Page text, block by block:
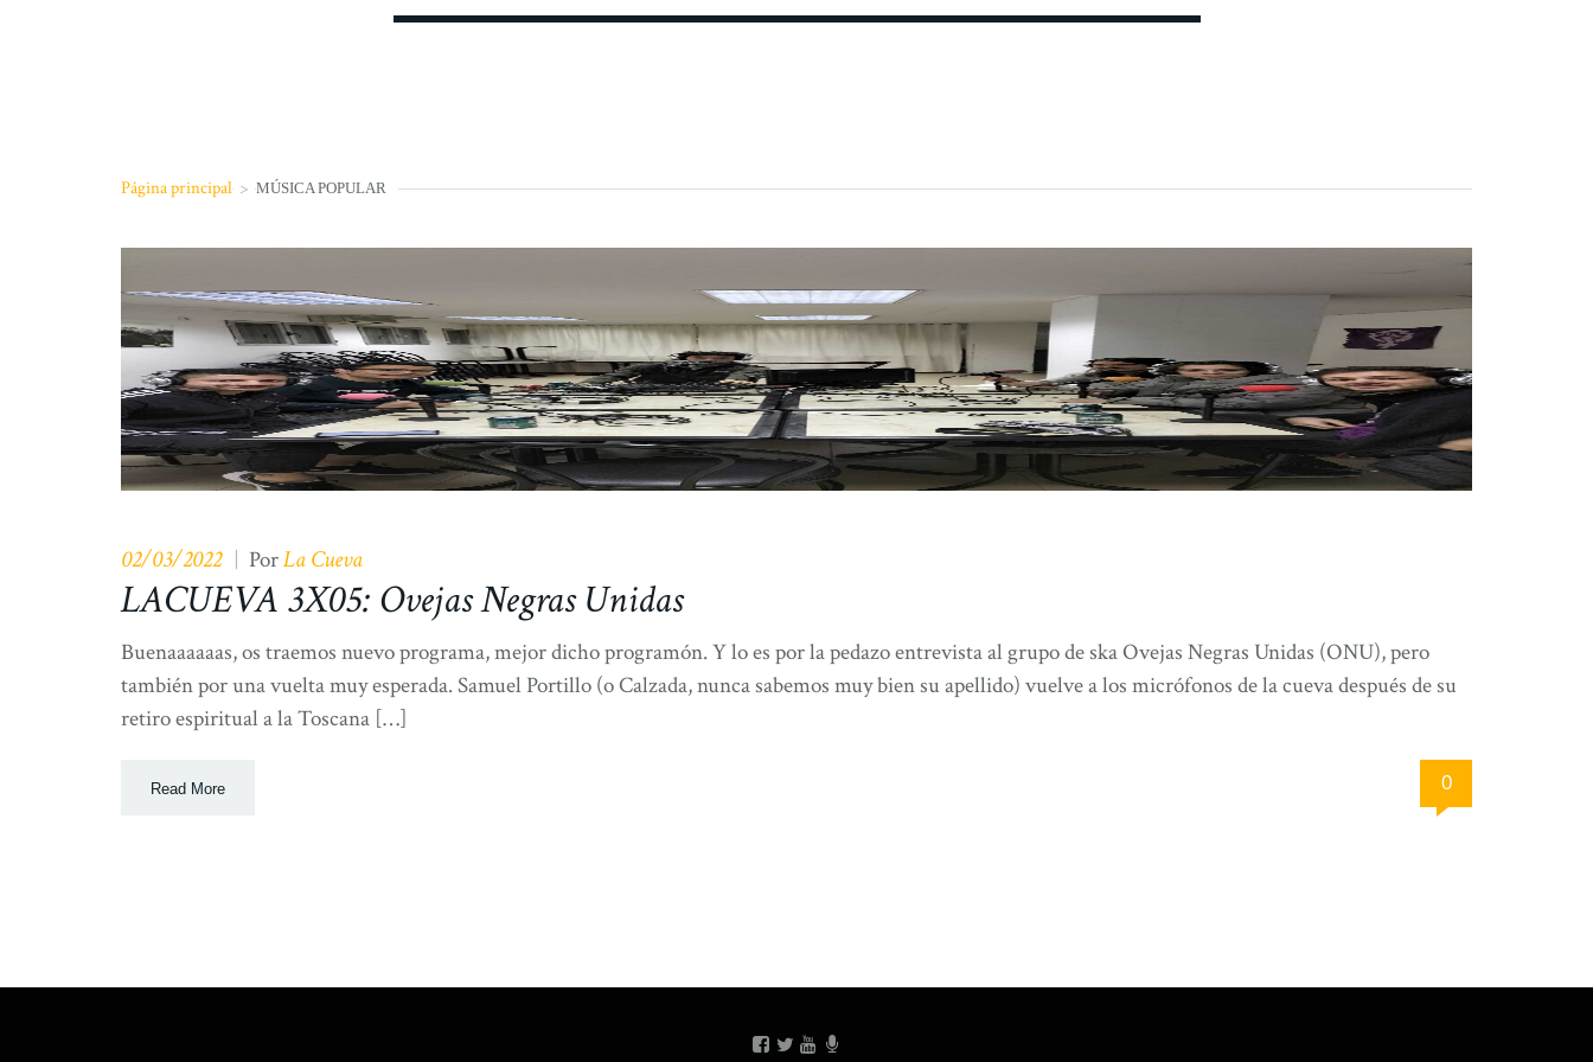
Página principal > MÚSICA POPULAR
02/03/2022 | PorLa Cueva
LACUEVA 3X05: Ovejas Negras Unidas
Buenaaaaaas, os traemos nuevo programa, mejor dicho programón. Y lo es por la pedazo entrevista al grupo de ska Ovejas Negras Unidas (ONU), pero
también por una vuelta muy esperada. Samuel Portillo (o Calzada, nunca sabemos muy bien su apellido) vuelve a los micrófonos de la cueva después de su
retiro espiritual a la Toscana […]
Read More 0